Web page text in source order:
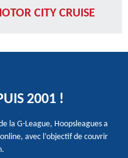
CITY CRUISE
2001 !
la G-League, Hoopsleagues a
avec l’objectif de couvrir